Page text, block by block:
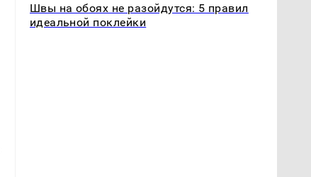
Швы на обоях не разойдутся: 5 правил
идеальной поклейки